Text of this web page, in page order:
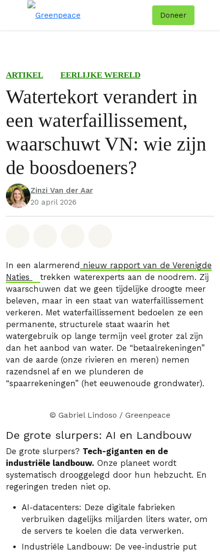
Doneer
ARTIKEL EERLIJKE WERELD
Watertekort verandert in
een waterfaillissement,
waarschuwt VN: wie zijn
de boosdoeners?
Zinzi Van der Aar
20 april 2026
In een alarmerend nieuw rapport van de Verenigde
Naties
trekken waterexperts aan de noodrem. Zij
waarschuwen dat we geen tijdelijke droogte meer
beleven, maar in een staat van waterfaillissement
verkeren. Met waterfaillissement bedoelen ze een
permanente, structurele staat waarin het
watergebruik op lange termijn veel groter zal zijn
dan het aanbod van water. De “betaalrekeningen”
van de aarde (onze rivieren en meren) nemen
razendsnel af en we plunderen de
“spaarrekeningen” (het eeuwenoude grondwater).
© Gabriel Lindoso / Greenpeace
De grote slurpers: AI en Landbouw
De grote slurpers? Tech-giganten en de
industriële landbouw. Onze planeet wordt
systematisch drooggelegd door hun hebzucht. En
regeringen treden niet op.
AI-datacenters: Deze digitale fabrieken
verbruiken dagelijks miljarden liters water, om
de servers te koelen die data verwerken.
Industriële Landbouw: De vee-industrie put